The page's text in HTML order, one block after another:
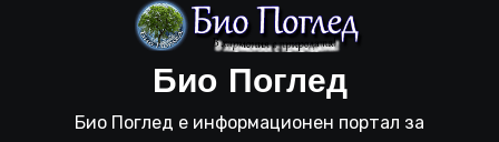
Био Поглед
Био Поглед е информационен портал за